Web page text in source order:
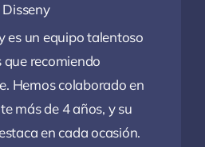
Disseny
es un equipo talentoso
recomiendo
Hemos colaborado en
más de 4 años, y su
en cada ocasión.